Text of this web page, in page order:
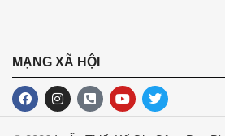
MẠNG XÃ HỘI